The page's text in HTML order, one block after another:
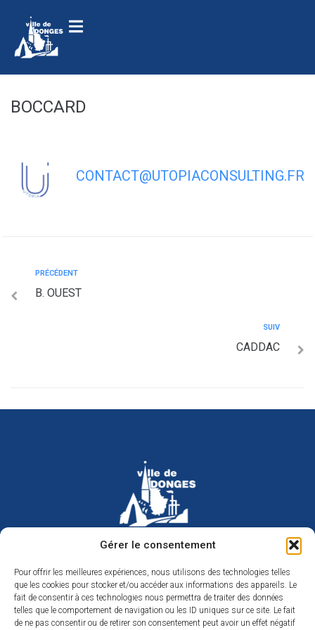
Gérer le consentement
Pour offrir les meilleures expériences, nous utilisons des technologies telles
que les cookies pour stocker et/ou accéder aux informations des appareils. Le
fait de consentir à ces technologies nous permettra de traiter des données
telles que le comportement de navigation ou les ID uniques sur ce site. Le fait
de ne pas consentir ou de retirer son consentement peut avoir un effet négatif
BOCCARD
CONTACT@UTOPIACONSULTING.FR
PRÉCÉDENT
B. OUEST
SUIV
CADDAC
Hôtel de ville de Donges
Place Armand Morvan
44480 Donges
02 40 45 79 79
Nous contacter
Horaires d’ouverture
Du lundi au jeudi de 9h à 12h et de 14h à 17h